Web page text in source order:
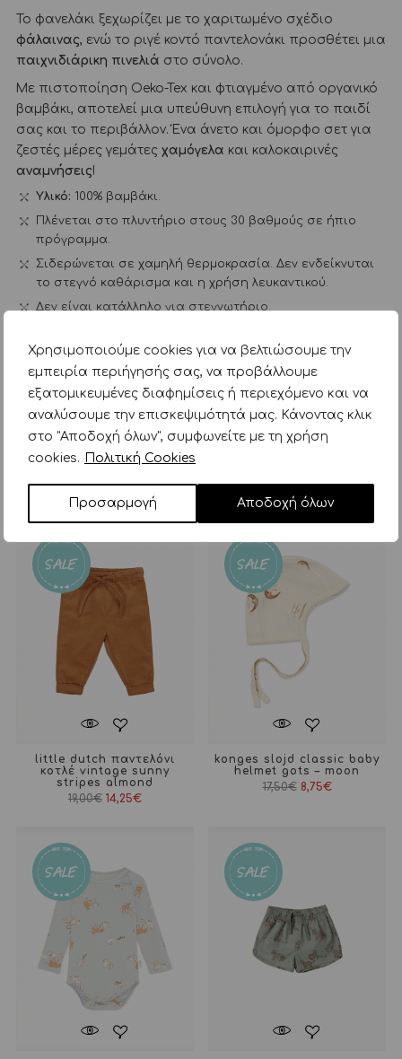
Χρησιμοποιούμε cookies για να βελτιώσουμε την
εμπειρία περιήγησής σας, να προβάλλουμε
εξατομικευμένες διαφημίσεις ή περιεχόμενο και να
αναλύσουμε την επισκεψιμότητά μας. Κάνοντας κλικ
στο "Αποδοχή όλων", συμφωνείτε με τη χρήση
cookies. Πολιτική Cookies
Προσαρμογή Αποδοχή όλων
Το φανελάκι ξεχωρίζει με το χαριτωμένο σχέδιο
φάλαινας, ενώ το ριγέ κοντό παντελονάκι προσθέτει μια
παιχνιδιάρικη πινελιά στο σύνολο.
Με πιστοποίηση Oeko-Tex και φτιαγμένο από οργανικό
βαμβάκι, αποτελεί μια υπεύθυνη επιλογή για το παιδί
σας και το περιβάλλον. Ένα άνετο και όμορφο σετ για
ζεστές μέρες γεμάτες χαμόγελα και καλοκαιρινές
αναμνήσεις!
Υλικό: 100% βαμβάκι.
Πλένεται στο πλυντήριο στους 30 βαθμούς σε ήπιο
πρόγραμμα.
Σιδερώνεται σε χαμηλή θερμοκρασία. Δεν ενδείκνυται
το στεγνό καθάρισμα και η χρήση λευκαντικού.
Δεν είναι κατάλληλο για στεγνωτήριο.
Κατηγορίες: Ένδυση
Κολάν - Παντελόνια
Μπλούζες - Ζακέτες
Ρούχα για Αγόρια Little Dutch
ΣΧΕΤΙΚΑ ΠΡΟΪΟΝΤΑ
little dutch παντελόνι
κοτλέ vintage sunny
stripes almond
19,00€ 14,25€
konges slojd classic baby
helmet gots – moon
17,50€ 8,75€